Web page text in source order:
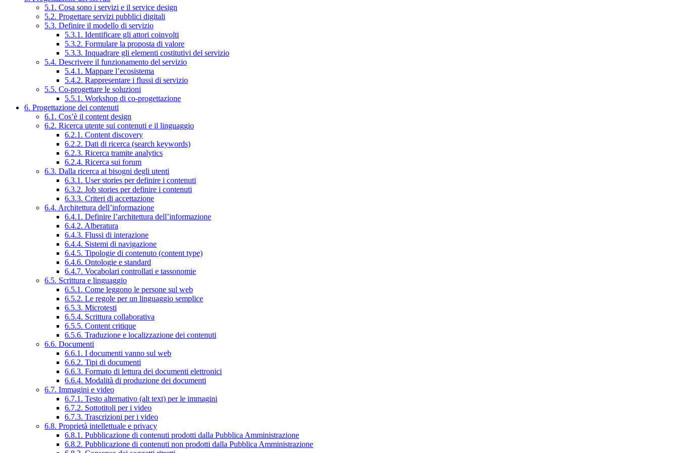
5.1. Cosa sono i servizi e il service design
5.2. Progettare servizi pubblici digitali
5.3. Definire il modello di servizio
5.3.1. Identificare gli attori coinvolti
5.3.2. Formulare la proposta di valore
5.3.3. Inquadrare gli elementi costitutivi del servizio
5.4. Descrivere il funzionamento del servizio
5.4.1. Mappare l’ecosistema
5.4.2. Rappresentare i flussi di servizio
5.5. Co-progettare le soluzioni
5.5.1. Workshop di co-progettazione
6. Progettazione dei contenuti
6.1. Cos’è il content design
6.2. Ricerca utente sui contenuti e il linguaggio
6.2.1. Content discovery
6.2.2. Dati di ricerca (search keywords)
6.2.3. Ricerca tramite analytics
6.2.4. Ricerca sui forum
6.3. Dalla ricerca ai bisogni degli utenti
6.3.1. User stories per definire i contenuti
6.3.2. Job stories per definire i contenuti
6.3.3. Criteri di accettazione
6.4. Architettura dell’informazione
6.4.1. Definire l’architettura dell’informazione
6.4.2. Alberatura
6.4.3. Flussi di interazione
6.4.4. Sistemi di navigazione
6.4.5. Tipologie di contenuto (content type)
6.4.6. Ontologie e standard
6.4.7. Vocabolari controllati e tassonomie
6.5. Scrittura e linguaggio
6.5.1. Come leggono le persone sul web
6.5.2. Le regole per un linguaggio semplice
6.5.3. Microtesti
6.5.4. Scrittura collaborativa
6.5.5. Content critique
6.5.6. Traduzione e localizzazione dei contenuti
6.6. Documenti
6.6.1. I documenti vanno sul web
6.6.2. Tipi di documenti
6.6.3. Formato di lettura dei documenti elettronici
6.6.4. Modalità di produzione dei documenti
6.7. Immagini e video
6.7.1. Testo alternativo (alt text) per le immagini
6.7.2. Sottotitoli per i video
6.7.3. Trascrizioni per i video
6.8. Proprietà intellettuale e privacy
6.8.1. Pubblicazione di contenuti prodotti dalla Pubblica Amministrazione
6.8.2. Pubblicazione di contenuti non prodotti dalla Pubblica Amministrazione